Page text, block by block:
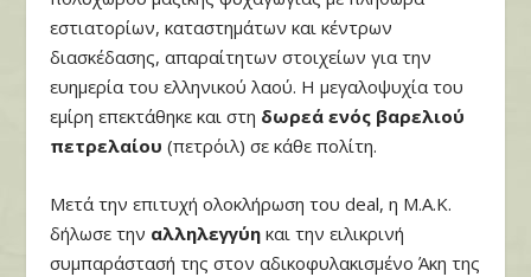
εστιατορίων, καταστημάτων και κέντρων
διασκέδασης, απαραίτητων στοιχείων για την
ευημερία του ελληνικού λαού. Η μεγαλοψυχία του
εμίρη επεκτάθηκε και στη δωρεά ενός βαρελιού
πετρελαίου (πετρόιλ) σε κάθε πολίτη.
Μετά την επιτυχή ολοκλήρωση του deal, η Μ.Α.Κ.
δήλωσε την αλληλεγγύη και την ειλικρινή
συμπαράστασή της στον αδικοφυλακισμένο Άκη της